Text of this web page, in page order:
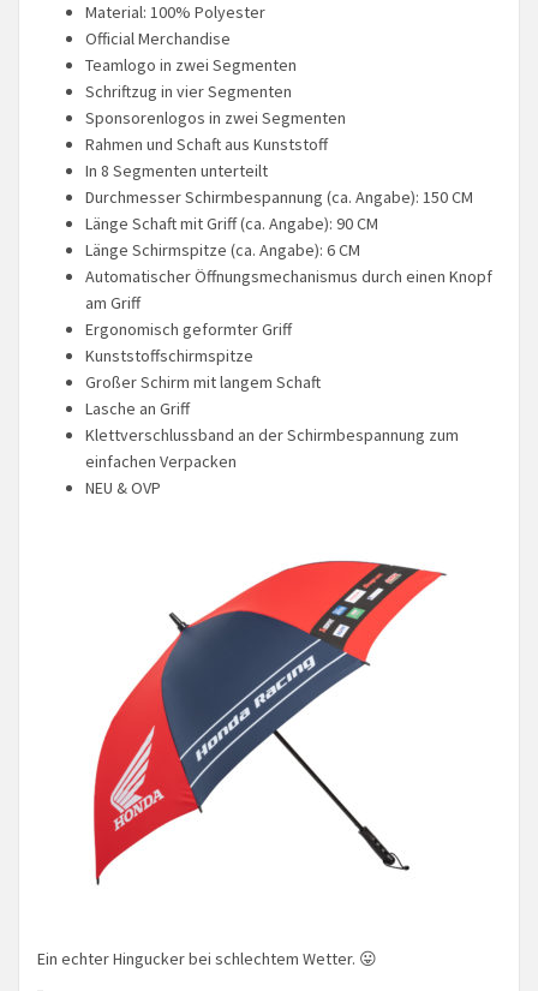
Material: 100% Polyester
Official Merchandise
Teamlogo in zwei Segmenten
Schriftzug in vier Segmenten
Sponsorenlogos in zwei Segmenten
Rahmen und Schaft aus Kunststoff
In 8 Segmenten unterteilt
Durchmesser Schirmbespannung (ca. Angabe): 150 CM
Länge Schaft mit Griff (ca. Angabe): 90 CM
Länge Schirmspitze (ca. Angabe): 6 CM
Automatischer Öffnungsmechanismus durch einen Knopf
am Griff
Ergonomisch geformter Griff
Kunststoffschirmspitze
Großer Schirm mit langem Schaft
Lasche an Griff
Klettverschlussband an der Schirmbespannung zum
einfachen Verpacken
NEU & OVP
Ein echter Hingucker bei schlechtem Wetter. 😛